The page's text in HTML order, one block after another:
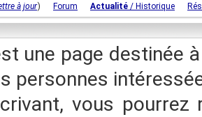
à jour) Forum Actualité / Historique
une page destinée
personnes
vous